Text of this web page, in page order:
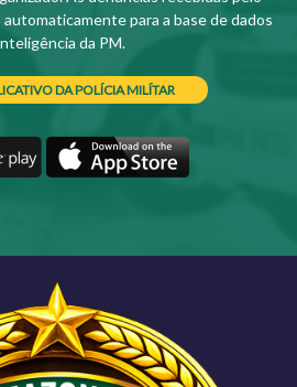
para a base de dados
da PM.
DA POLÍCIA MILÍTAR